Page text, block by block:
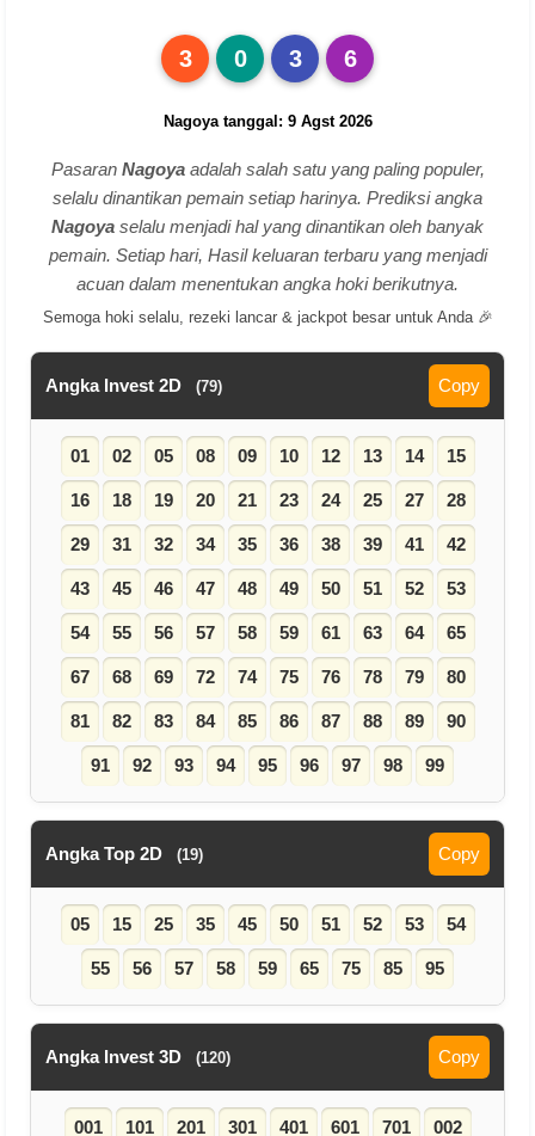
3 0 3 6
Nagoya tanggal: 9 Agst 2026
Pasaran Nagoyaadalah salah satu yang paling populer,
selalu dinantikan pemain setiap harinya. Prediksi angka
Nagoya selalu menjadi hal yang dinantikan oleh banyak
pemain. Setiap hari, Hasil keluaran terbaru yang menjadi
acuan dalam menentukan angka hoki berikutnya.
Semoga hoki selalu, rezeki lancar & jackpot besar untuk Anda 🎉
Angka Invest 2D (79) Copy
01 02 05 08 09 10 12 13 14 15
16 18 19 20 21 23 24 25 27 28
29 31 32 34 35 36 38 39 41 42
43 45 46 47 48 49 50 51 52 53
54 55 56 57 58 59 61 63 64 65
67 68 69 72 74 75 76 78 79 80
81 82 83 84 85 86 87 88 89 90
91 92 93 94 95 96 97 98 99
Angka Top 2D (19) Copy
05 15 25 35 45 50 51 52 53 54
55 56 57 58 59 65 75 85 95
Angka Invest 3D (120) Copy
001 101 201 301 401 601 701 002